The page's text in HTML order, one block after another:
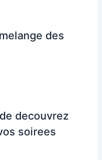
des
decouvrez
soirees